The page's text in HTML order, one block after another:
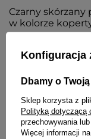
Czarny skórzany
w kolorze
Klasyczne, na
BATERIA
Orientacyjny
konieczności
MECHANIZM
Konfiguracja
Dbamy o
Sklep korzysta z
Polityką dotyczącą
przechowywania
Więcej informacji